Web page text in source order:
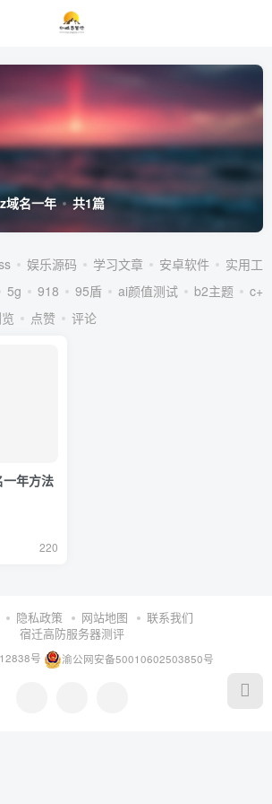
域名一年 共1篇
娱乐源码 学习文章 安卓软件
实用工
5g 918 95盾 ai颜值测试 b2主题
c++
点赞 评论
年方法
220
隐私政策 网站地图
联系我们
宿迁高防服务器测评
号 渝公网安备50010602503850号